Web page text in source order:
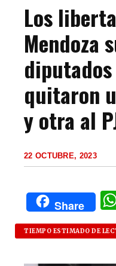
Los
Mendoza
quitaron
y otra al
22 OCTUBRE, 2023
Share
TIEMPO ESTIMADO DE